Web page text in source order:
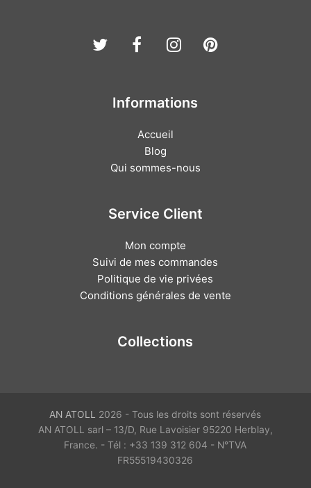
TwitterFacebook
Instagram
Pinterest
Informations
Accueil
Blog
Qui sommes-nous
Service Client
Mon compte
Suivi de mes commandes
Politique de vie privées
Conditions générales de vente
Collections
AN ATOLL 2026 - Tous les droits sont réservés
AN ATOLL sarl – 13/D, Rue Lavoisier 95220 Herblay,
France. - Tél : +33 139 312 604 - N°TVA
FR55519430326